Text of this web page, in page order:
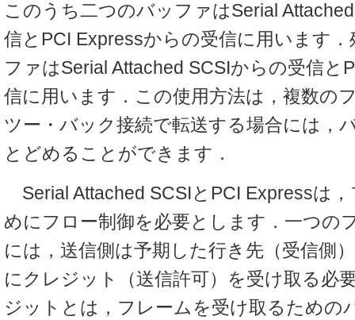
このうち二つのバッファはSerial
信とPCI Expressからの受信に用います
ファはSerial Attached SCSIからの受信と
信に用います．この使用方法は，複数の
ツー・バック接続で転送する場合には，
とどめることができます．
Serial Attached SCSIとPCI Expressは
めにフロー制御を必要とします．一つの
には，送信側は予期した行き先（受信側
にクレジット（送信許可）を受け取る必
ジットとは，フレームを受け取るための